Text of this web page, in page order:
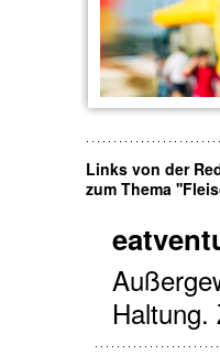
Links von der
zum Thema